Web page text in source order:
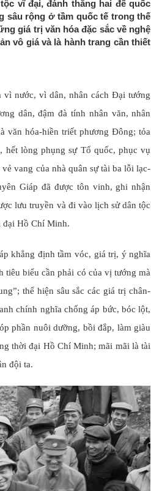
vĩ đại, đánh thắng hai đế quốc
sâu rộng ở tầm quốc tế trong thế
giá trị văn hóa đặc sắc về nghệ
vô giá và là hành trang cần thiết
nước, vì dân, nhân cách Đại tướng
dân, đậm đà tính nhân văn, nhân
văn hóa-hiền triết phương Đông; tỏa
hết lòng phụng sự Tổ quốc, phục vụ
vang của nhà quân sự tài ba lỗi lạc-
Giáp đã được tôn vinh, ghi nhận
lưu truyền và đi vào lịch sử dân tộc
đại Hồ Chí Minh.
khẳng định tầm vóc, giá trị, ý nghĩa
tiêu biểu cần phải có của vị tướng mà
thể hiện sâu sắc các giá trị chân-
chính nghĩa chống áp bức, bóc lột,
phần nuôi dưỡng, bồi đắp, làm giàu
thời đại Hồ Chí Minh; mãi mãi là tài
đội ta.